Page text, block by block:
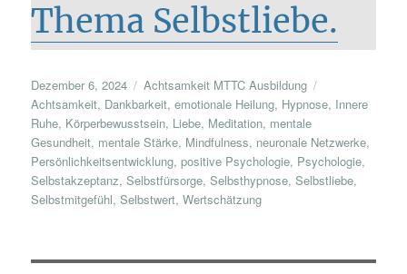
Thema Selbstliebe.
Veröffentlicht
am
Dezember 6, 2024 Kategorien
Achtsamkeit MTTC Ausbildung
Achtsamkeit, Dankbarkeit,emotionale Heilung, Hypnose, Innere
Ruhe, Körperbewusstsein, Liebe, Meditation, mentale
Gesundheit, mentale Stärke, Mindfulness, neuronale Netzwerke,
Persönlichkeitsentwicklung,positive Psychologie, Psychologie,
Selbstakzeptanz,Selbstfürsorge,Selbsthypnose,Selbstliebe,
Selbstmitgefühl,Selbstwert,Wertschätzung